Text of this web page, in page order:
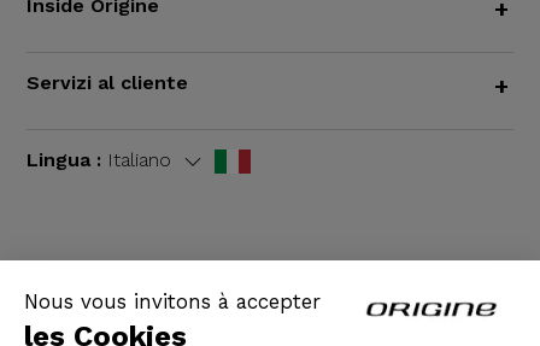
Nous vous invitons à accepter
les Cookies
Inside Origine +
Servizi al cliente +
Lingua : Italiano
TERMINI E CONDIZIONI GENERALI
legali